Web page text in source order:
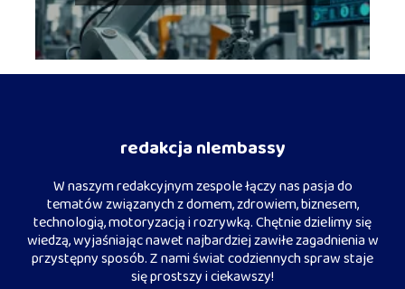
redakcja nlembassy
W naszym redakcyjnym zespole łączy nas pasja do
tematów związanych z domem, zdrowiem, biznesem,
technologią, motoryzacją i rozrywką. Chętnie dzielimy się
wiedzą, wyjaśniając nawet najbardziej zawiłe zagadnienia w
przystępny sposób. Z nami świat codziennych spraw staje
się prostszy i ciekawszy!